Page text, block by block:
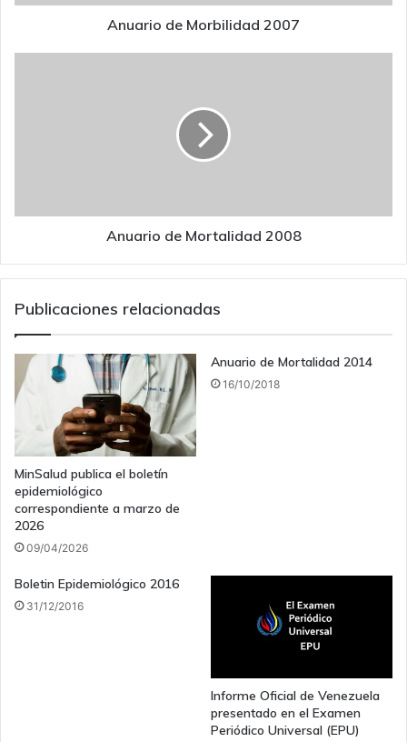
Anuario de Morbilidad 2007
Anuario de Mortalidad 2008
Publicaciones relacionadas
MinSalud publica el boletín
epidemiológico
correspondiente a marzo de
2026
09/04/2026
Anuario de Mortalidad 2014
16/10/2018
Boletin Epidemiológico 2016
31/12/2016
Informe Oficial de Venezuela
presentado en el Examen
Periódico Universal (EPU)